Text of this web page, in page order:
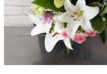
Chaque tige a été sélectionnée
composer un bouquet lumineux,
charme et de délicatesse. Avec
entre volume, finesse et parfum,
florale est idéale pour célébrer
moments de vie avec grâce et